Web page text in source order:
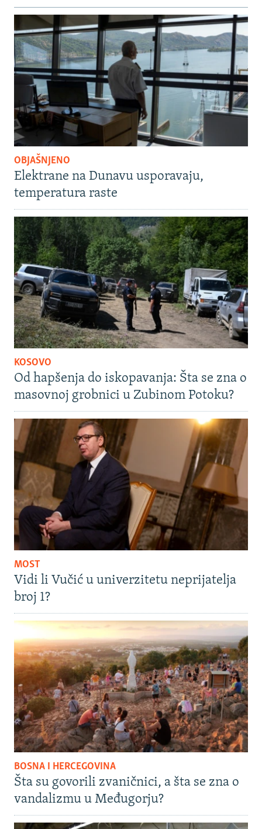
OBJAŠNJENO
Elektrane na Dunavu usporavaju,
temperatura raste
KOSOVO
Od hapšenja do iskopavanja: Šta se zna o
masovnoj grobnici u Zubinom Potoku?
MOST
Vidi li Vučić u univerzitetu neprijatelja
broj 1?
BOSNA I HERCEGOVINA
Šta su govorili zvaničnici, a šta se zna o
vandalizmu u Međugorju?